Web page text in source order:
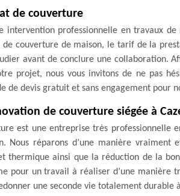
de couverture
intervention professionnelle en travaux
couverture de maison, le tarif de la
avant de conclure une collaboration.
projet, nous vous invitons de ne pas
de devis gratuit et sans engagement pour
de couverture siégée à
est une entreprise très professionnelle
Nous réparons d’une manière vraiment
thermique ainsi que la réduction de la
pour un travail à réaliser d’une manière
une seconde vie totalement